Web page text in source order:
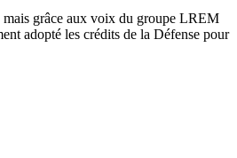
mais grâce aux voix du groupe LREM
adopté les crédits de la Défense pour